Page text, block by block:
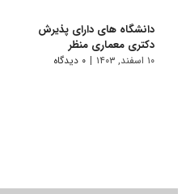
دانشگاه های دارای پذیرش
دکتری ﻣﻌﻤﺎری منظر
۱۰ اسفند, ۱۴۰۳ | ۰ دیدگاه